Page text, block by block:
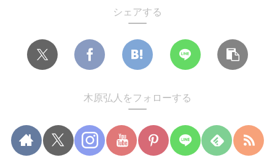
シェアする
木原弘人をフォローする